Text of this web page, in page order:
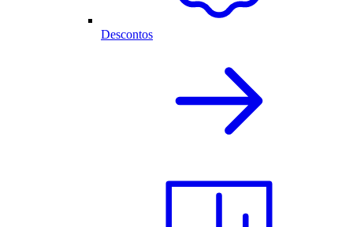
Descontos